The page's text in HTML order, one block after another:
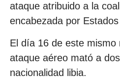
ataque atribuido a la
encabezada por
El día 16 de este mismo
ataque aéreo mató a
nacionalidad libia.